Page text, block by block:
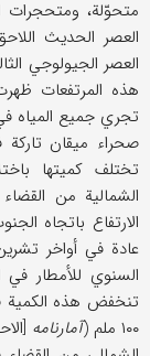
متحوّلة، ومتحجرات
العصر الحدیث
العصر الجیولوجي
هذه المرتفعات
تجري جمیع المیاه
صحراء میقان تارکة
الارتفاع باتجاه
عادة في أواخر
تنخفض هذه الکمیة
۱۰۰ ملم (
آمارنامه